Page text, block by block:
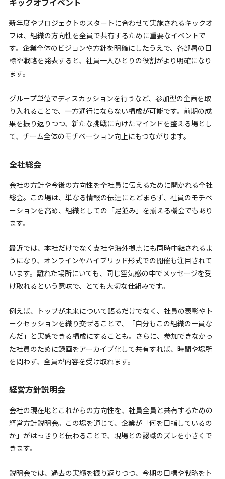
新年度やプロジェクトのスタートに合わせて実施されるキックオ
フは、組織の方向性を全員で共有するために重要なイベントで
す。企業全体のビジョンや方針を明確にしたうえで、各部署の目
標や戦略を発表すると、社員一人ひとりの役割がより明確になり
ます。
グループ単位でディスカッションを行うなど、参加型の企画を取
り入れることで、一方通行にならない構成が可能です。前期の成
果を振り返りつつ、新たな挑戦に向けたマインドを整える場とし
て、チーム全体のモチベーション向上にもつながります。
全社総会
会社の方針や今後の方向性を全社員に伝えるために開かれる全社
総会。この場は、単なる情報の伝達にとどまらず、社員のモチベ
ーションを高め、組織としての「足並み」を揃える機会でもあり
ます。
最近では、本社だけでなく支社や海外拠点にも同時中継されるよ
うになり、オンラインやハイブリッド形式での開催も注目されて
います。離れた場所にいても、同じ空気感の中でメッセージを受
け取れるという意味で、とても大切な仕組みです。
例えば、トップが未来について語るだけでなく、社員の表彰やト
ークセッションを織り交ぜることで、「自分もこの組織の一員な
んだ」と実感できる構成にすることも。さらに、参加できなかっ
た社員のために録画をアーカイブ化して共有すれば、時間や場所
を問わず、全員が内容を受け取れます。
経営方針説明会
会社の現在地とこれからの方向性を、社員全員と共有するための
経営方針説明会。この場を通じて、企業が「何を目指しているの
か」がはっきりと伝わることで、現場との認識のズレを小さくで
きます。
説明会では、過去の実績を振り返りつつ、今期の目標や戦略をト